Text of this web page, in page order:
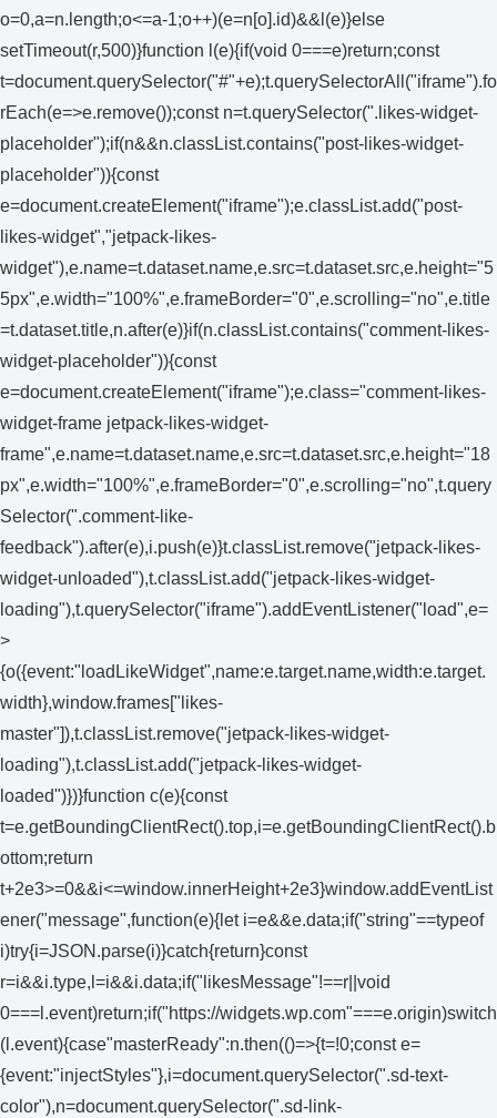
o=0,a=n.length;o<=a-1;o++)(e=n[o].id)&&l(e)}else
setTimeout(r,500)}function l(e){if(void 0===e)return;const
t=document.querySelector("#"+e);t.querySelectorAll("iframe").fo
rEach(e=>e.remove());const n=t.querySelector(".likes-widget-
placeholder");if(n&&n.classList.contains("post-likes-widget-
placeholder")){const
e=document.createElement("iframe");e.classList.add("post-
likes-widget","jetpack-likes-
widget"),e.name=t.dataset.name,e.src=t.dataset.src,e.height="5
5px",e.width="100%",e.frameBorder="0",e.scrolling="no",e.title
=t.dataset.title,n.after(e)}if(n.classList.contains("comment-likes-
widget-placeholder")){const
e=document.createElement("iframe");e.class="comment-likes-
widget-frame jetpack-likes-widget-
frame",e.name=t.dataset.name,e.src=t.dataset.src,e.height="18
px",e.width="100%",e.frameBorder="0",e.scrolling="no",t.query
Selector(".comment-like-
feedback").after(e),i.push(e)}t.classList.remove("jetpack-likes-
widget-unloaded"),t.classList.add("jetpack-likes-widget-
loading"),t.querySelector("iframe").addEventListener("load",e=
>
{o({event:"loadLikeWidget",name:e.target.name,width:e.target.
width},window.frames["likes-
master"]),t.classList.remove("jetpack-likes-widget-
loading"),t.classList.add("jetpack-likes-widget-
loaded")})}function c(e){const
t=e.getBoundingClientRect().top,i=e.getBoundingClientRect().b
ottom;return
t+2e3>=0&&i<=window.innerHeight+2e3}window.addEventList
ener("message",function(e){let i=e&&e.data;if("string"==typeof
i)try{i=JSON.parse(i)}catch{return}const
r=i&&i.type,l=i&&i.data;if("likesMessage"!==r||void
0===l.event)return;if("https://widgets.wp.com"===e.origin)switch
(l.event){case"masterReady":n.then(()=>{t=!0;const e=
{event:"injectStyles"},i=document.querySelector(".sd-text-
color"),n=document.querySelector(".sd-link-